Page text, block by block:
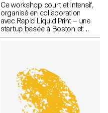
Ce workshop court et intensif,
organisé en collaboration
avec Rapid Liquid Print — une
startup basée à Boston et
issue du Self-Assembly Lab du
manière à la fois technique et
poétique ce qu’est une courbe,
une surface ou un volume
épaissi lorsqu’il passe du
monde numérique à la réalité
physique.